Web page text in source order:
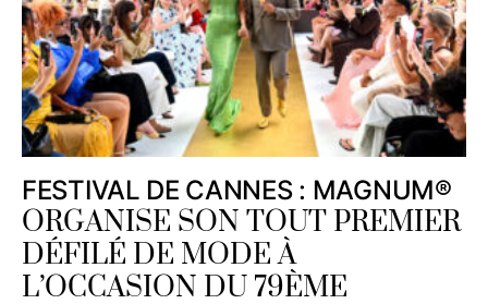
FESTIVAL DE CANNES : MAGNUM®
ORGANISE SON TOUT PREMIER
DÉFILÉ DE MODE À
L’OCCASION DU 79ÈME